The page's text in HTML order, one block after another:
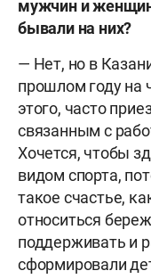
мужчин и
бывали на них?
— Нет, но в
прошлом году на
этого, часто
связанным с
Хочется, чтобы
видом спорта,
такое счастье,
относиться
поддерживать и
сформировали